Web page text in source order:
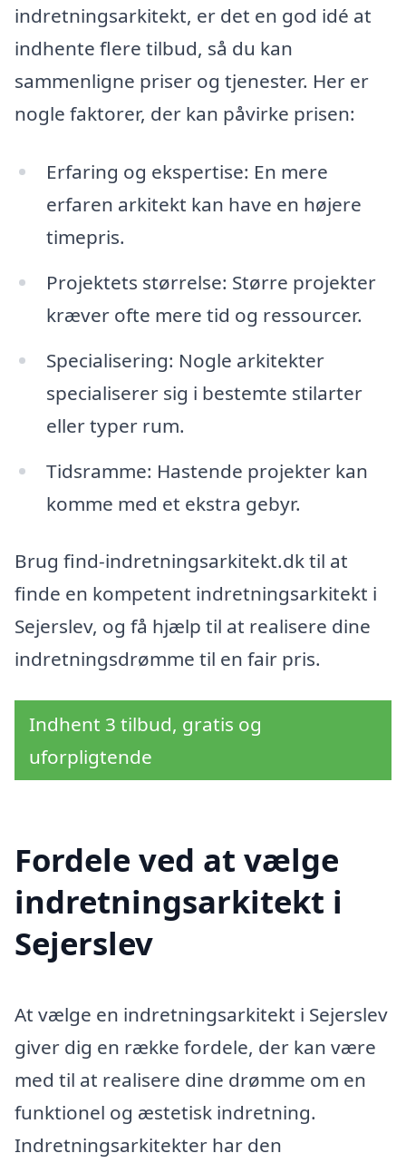
indretningsarkitekt, er det en god idé at
indhente flere tilbud, så du kan
sammenligne priser og tjenester. Her er
nogle faktorer, der kan påvirke prisen:
Erfaring og ekspertise: En mere
erfaren arkitekt kan have en højere
timepris.
Projektets størrelse: Større projekter
kræver ofte mere tid og ressourcer.
Specialisering: Nogle arkitekter
specialiserer sig i bestemte stilarter
eller typer rum.
Tidsramme: Hastende projekter kan
komme med et ekstra gebyr.
Brug find-indretningsarkitekt.dk til at
finde en kompetent indretningsarkitekt i
Sejerslev, og få hjælp til at realisere dine
indretningsdrømme til en fair pris.
Indhent 3 tilbud, gratis og
uforpligtende
Fordele ved at vælge
indretningsarkitekt i
Sejerslev
At vælge en indretningsarkitekt i Sejerslev
giver dig en række fordele, der kan være
med til at realisere dine drømme om en
funktionel og æstetisk indretning.
Indretningsarkitekter har den